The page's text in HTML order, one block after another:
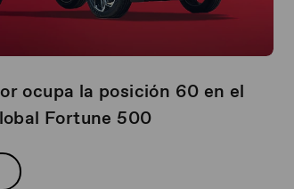
ocupa la posición 60 en el
Fortune 500